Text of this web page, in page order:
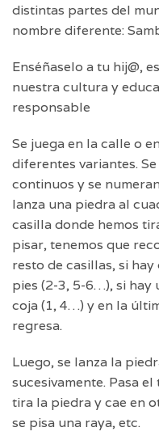
distintas partes del
nombre diferente:
Enséñaselo a tu hij@,
nuestra cultura y
responsable
Se juega en la calle o
diferentes variantes.
continuos y se
lanza una piedra al
casilla donde hemos
pisar, tenemos que
resto de casillas, si
pies (2-3, 5-6…), si hay
coja (1, 4…) y en la
regresa.
Luego, se lanza la
sucesivamente. Pasa
tira la piedra y cae en
se pisa una raya, etc.